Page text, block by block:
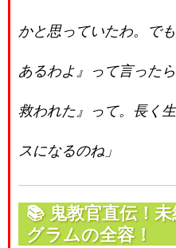
かと思っていたわ。で
あるわよ』って言った
救われた』って。長く
スになるのね」
📚 鬼教官直伝！
グラムの全容！